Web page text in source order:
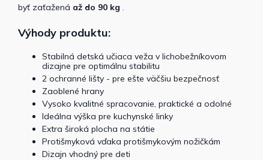
byť zaťažená až do 90 kg
Výhody produktu:
Stabilná detská učiaca veža v lichobežníkovom
dizajne pre optimálnu stabilitu
2 ochranné lišty - pre ešte väčšiu bezpečnosť
Zaoblené hrany
Vysoko kvalitné spracovanie, praktické a odolné
Ideálna výška pre kuchynské linky
Extra široká plocha na státie
Protišmyková vďaka protišmykovým nožičkám
Dizajn vhodný pre deti